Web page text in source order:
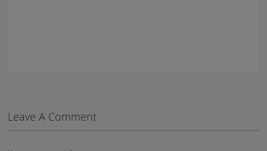
Leave A Comment